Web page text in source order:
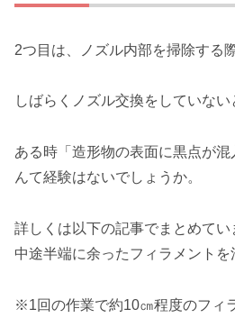
2つ目は、ノズル内部を掃除する
しばらくノズル交換をしていない
ある時「造形物の表面に黒点が
んて経験はないでしょうか。
詳しくは以下の記事でまとめて
中途半端に余ったフィラメントを
※1回の作業で約10㎝程度のフィ